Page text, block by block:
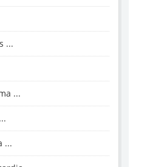
...
...
...